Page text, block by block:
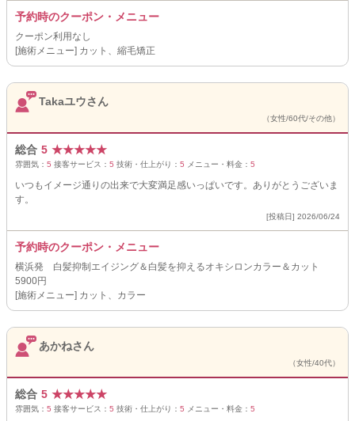
予約時のクーポン・メニュー
クーポン利用なし
[施術メニュー] カット、縮毛矯正
Takaユウさん
（女性/60代/その他）
総合 5 ★★★★★
雰囲気： 5 接客サービス： 5 技術・仕上がり： 5 メニュー・料金： 5
いつもイメージ通りの出来で大変満足感いっぱいです。ありがとうございま
す。
[投稿日] 2026/06/24
予約時のクーポン・メニュー
横浜発 白髪抑制エイジング＆白髪を抑えるオキシロンカラー＆カット
5900円
[施術メニュー] カット、カラー
あかねさん
（女性/40代）
総合 5 ★★★★★
雰囲気： 5 接客サービス： 5 技術・仕上がり： 5 メニュー・料金： 5